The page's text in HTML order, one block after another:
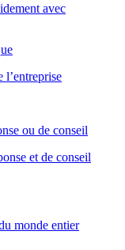
avec
l’entreprise
ou de conseil
et de conseil
monde entier